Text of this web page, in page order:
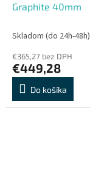
Graphite 40mm
Skladom (do 24h-48h)
€365,27 bez DPH
€449,28
Do košíka